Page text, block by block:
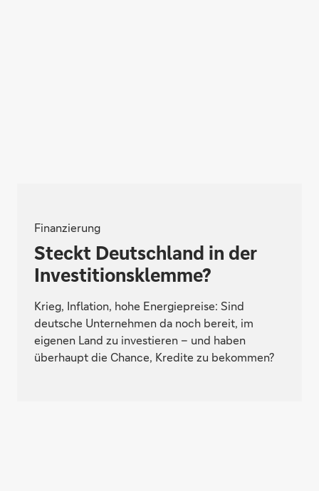
Finanzierung
Steckt Deutschland in der
Investitionsklemme?
Krieg, Inflation, hohe Energiepreise: Sind
deutsche Unternehmen da noch bereit, im
eigenen Land zu investieren – und haben
überhaupt die Chance, Kredite zu bekommen?